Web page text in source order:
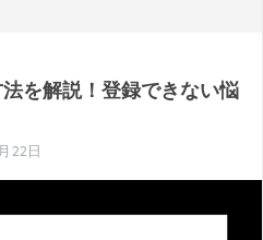
法を解説！登録できない悩
22日